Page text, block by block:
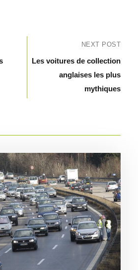
NEXT POST
Les voitures de collection
anglaises les plus
mythiques